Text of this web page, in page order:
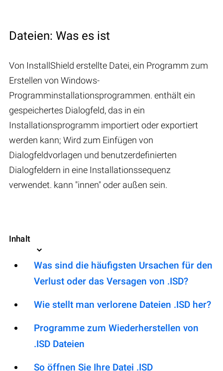
Dateien: Was es ist
Von InstallShield erstellte Datei, ein Programm zum
Erstellen von Windows-
Programminstallationsprogrammen. enthält ein
gespeichertes Dialogfeld, das in ein
Installationsprogramm importiert oder exportiert
werden kann; Wird zum Einfügen von
Dialogfeldvorlagen und benutzerdefinierten
Dialogfeldern in eine Installationssequenz
verwendet. kann "innen" oder außen sein.
Inhalt
Was sind die häufigsten Ursachen für den
Verlust oder das Versagen von .ISD?
Wie stellt man verlorene Dateien .ISD her?
Programme zum Wiederherstellen von
.ISD Dateien
So öffnen Sie Ihre Datei .ISD